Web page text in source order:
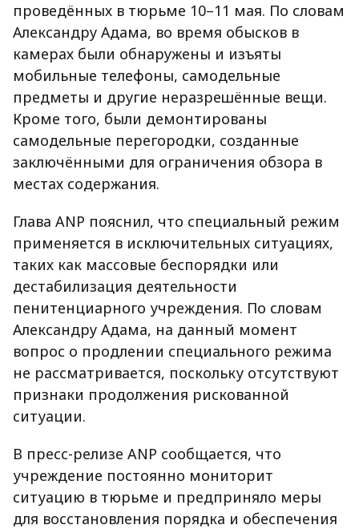
проведённых в тюрьме 10–11 мая. По словам
Александру Адама, во время обысков в
камерах были обнаружены и изъяты
мобильные телефоны, самодельные
предметы и другие неразрешённые вещи.
Кроме того, были демонтированы
самодельные перегородки, созданные
заключёнными для ограничения обзора в
местах содержания.
Глава ANP пояснил, что специальный режим
применяется в исключительных ситуациях,
таких как массовые беспорядки или
дестабилизация деятельности
пенитенциарного учреждения. По словам
Александру Адама, на данный момент
вопрос о продлении специального режима
не рассматривается, поскольку отсутствуют
признаки продолжения рискованной
ситуации.
В пресс-релизе ANP сообщается, что
учреждение постоянно мониторит
ситуацию в тюрьме и предприняло меры
для восстановления порядка и обеспечения